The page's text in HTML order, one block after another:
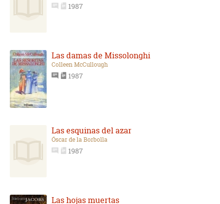
1987
Las damas de Missolonghi
Colleen McCullough
1987
Las esquinas del azar
Óscar de la Borbolla
1987
Las hojas muertas